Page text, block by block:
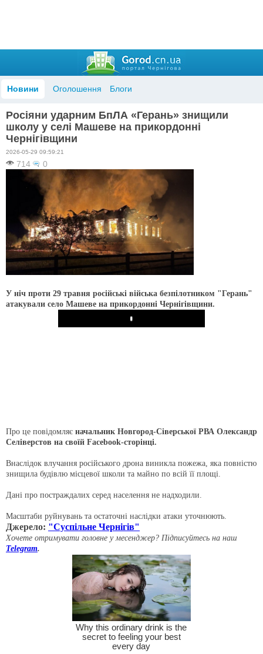
Новини Оголошення Блоги
Росіяни ударним БпЛА «Герань» знищили
школу у селі Машеве на прикордонні
Чернігівщини
2026-05-29 09:59:21
714 0
У ніч проти 29 травня російські війська безпілотником "Герань"
атакували село Машеве на прикордонні Чернігівщини.
Play
Про це повідомляє начальник Новгород-Сіверської РВА Олександр
Селіверстов на своїй Facebook-сторінці.
Внаслідок влучання російського дрона виникла пожежа, яка повністю
знищила будівлю місцевої школи та майно по всій її площі.
Дані про постраждалих серед населення не надходили.
Масштаби руйнувань та остаточні наслідки атаки уточнюють.
Джерело: "Суспільне Чернігів"
Хочете отримувати головне у месенджер? Підписуйтесь на наш
Telegram.